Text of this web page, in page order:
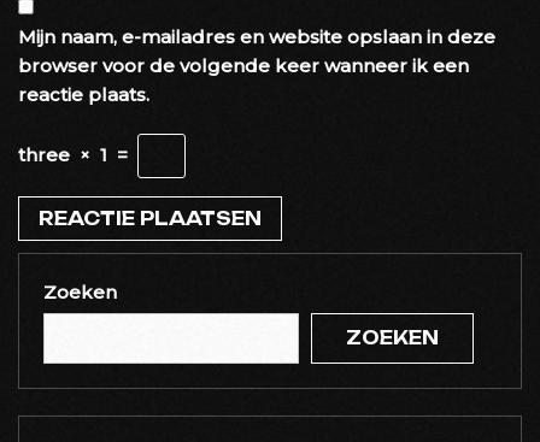
Mijn naam, e-mailadres en website opslaan in deze
browser voor de volgende keer wanneer ik een
reactie plaats.
three × 1 =
Zoeken
ZOEKEN